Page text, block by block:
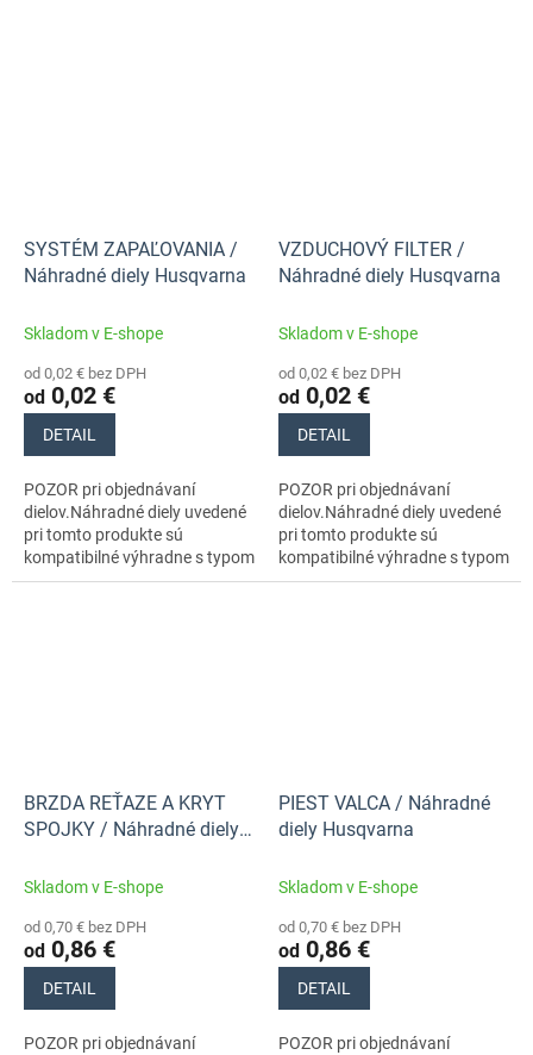
SYSTÉM ZAPAĽOVANIA /
Náhradné diely Husqvarna
Skladom v E-shope
od 0,02 € bez DPH
od 0,02 €
DETAIL
POZOR pri objednávaní
dielov.Náhradné diely uvedené
pri tomto produkte sú
kompatibilné výhradne s typom
stroja s číslom 970711418
VZDUCHOVÝ FILTER /
Náhradné diely Husqvarna
Skladom v E-shope
od 0,02 € bez DPH
od 0,02 €
DETAIL
POZOR pri objednávaní
dielov.Náhradné diely uvedené
pri tomto produkte sú
kompatibilné výhradne s typom
stroja s číslom 970711418
BRZDA REŤAZE A KRYT
SPOJKY / Náhradné diely
Skladom v E-shope
od 0,70 € bez DPH
od 0,86 €
DETAIL
POZOR pri objednávaní
PIEST VALCA / Náhradné
diely Husqvarna
Skladom v E-shope
od 0,70 € bez DPH
od 0,86 €
DETAIL
POZOR pri objednávaní